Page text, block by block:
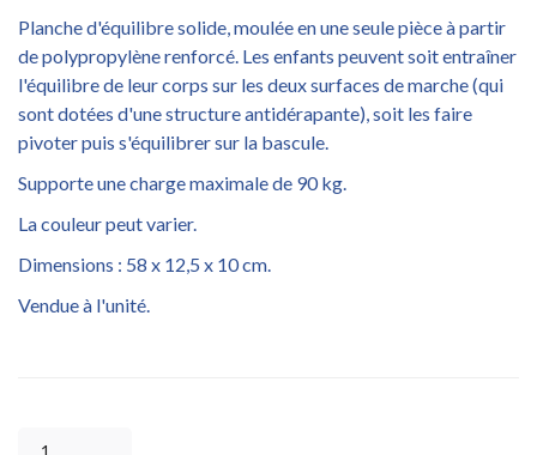
Planche d'équilibre solide, moulée en une seule pièce à partir
de polypropylène renforcé. Les enfants peuvent soit entraîner
l'équilibre de leur corps sur les deux surfaces de marche (qui
sont dotées d'une structure antidérapante), soit les faire
pivoter puis s'équilibrer sur la bascule.
Supporte une charge maximale de 90 kg.
La couleur peut varier.
Dimensions : 58 x 12,5 x 10 cm.
Vendue à l'unité.